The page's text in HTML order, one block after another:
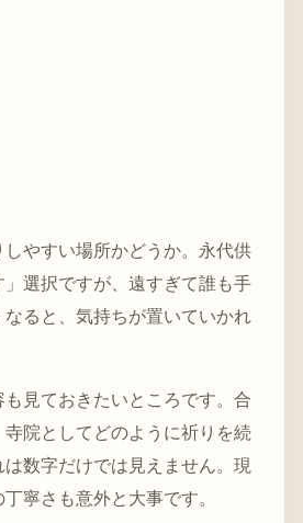
やすい場所かどうか。永代供
選択ですが、遠すぎて誰も手
なると、気持ちが置いていかれ
見ておきたいところです。合
寺院としてどのように祈りを続
数字だけでは見えません。現
寧さも意外と大事です。